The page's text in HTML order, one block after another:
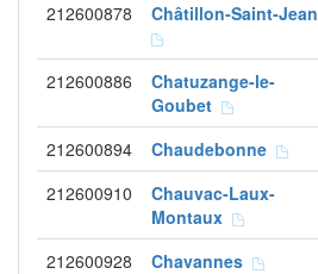
212600878 Châtillon-Saint-Jean
212600886
Chatuzange-le-
Goubet
212600894 Chaudebonne
212600910
Chauvac-Laux-
Montaux
212600928 Chavannes